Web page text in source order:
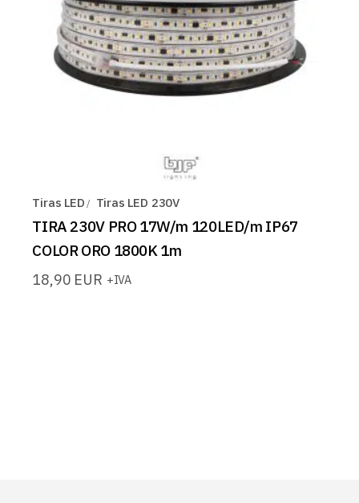
Tiras LED Tiras LED 230V
TIRA 230V PRO 17W/m 120LED/m IP67
COLOR ORO 1800K 1m
18,90 EUR +IVA